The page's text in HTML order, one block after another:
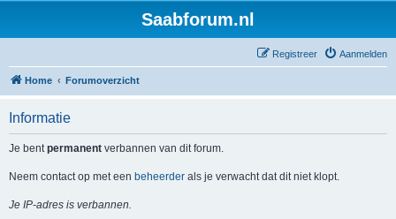
Saabforum.nl
Aanmelden
Registreer
Home Forumoverzicht
Informatie
Je bentpermanent verbannen van dit forum.
Neem contact op met een beheerder als je verwacht dat dit niet klopt.
Je IP-adres is verbannen.